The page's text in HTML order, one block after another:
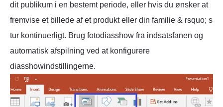
dit publikum i en bestemt periode, eller hvis du ønsker at
fremvise et billede af et produkt eller din familie & rsquo; s
tur kontinuerligt. Brug fotodiasshow fra indsatsfanen og
automatisk afspilning ved at konfigurere
diasshowindstillingerne.